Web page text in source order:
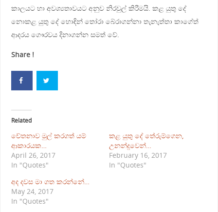
කාලයට හා අවශ්‍යතාවයට අනුව නිරවුල් කිරීමයි. කළ යුතු දේ
නොකළ යුතු දේ හොඳින් තෝරා බේරාගන්නා තැනැත්තා කාගේත්
ආදරය ගෞරවය දිනාගන්න සමත් වේ.
Share !
Related
චේතනාව මුල් කරගත් යම්
ආකාරයක…
April 26, 2017
In "Quotes"
කළ යුතු දේ තේරුම්ගෙන,
උනන්දුවෙන්…
February 16, 2017
In "Quotes"
අද දවස මා ගත කරන්නේ…
May 24, 2017
In "Quotes"